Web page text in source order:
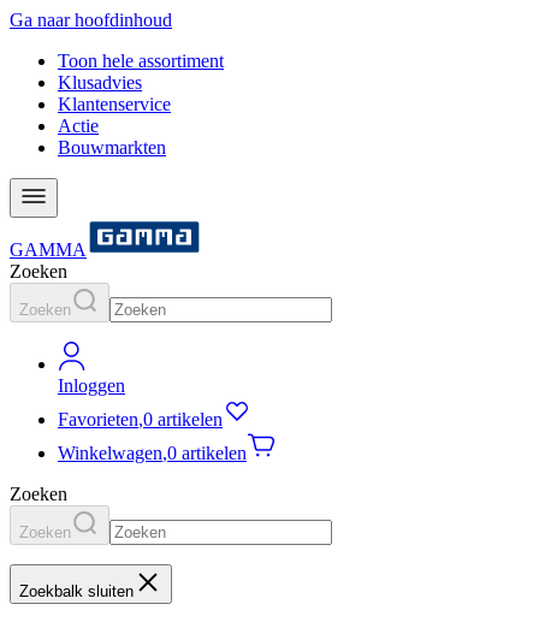
Ga naar hoofdinhoud
Toon hele assortiment
Klusadvies
Klantenservice
Actie
Bouwmarkten
GAMMA
Zoeken
Zoeken
Inloggen
Favorieten,0 artikelen
Winkelwagen,0 artikelen
Zoeken
Zoeken
Zoekbalk sluiten